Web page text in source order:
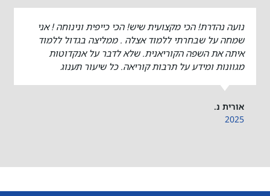
נועה נהדרת! הכי מקצועית שיש! הכי כייפית ונינוחה ! אני
שמחה על שבחרתי ללמוד אצלה . ממליצה בגדול ללמוד
איתה את השפה הקוריאנית. שלא לדבר על אנקדוטות
מגוונות ומידע על תרבות קוריאה. כל שיעור תענוג
אורית נ.
2025